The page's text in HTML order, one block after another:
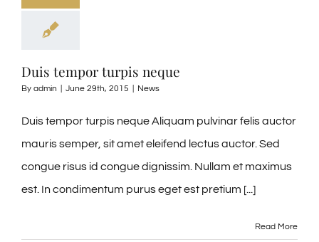
Duis tempor turpis neque
By admin June 29th, 2015 News
Duis tempor turpis neque Aliquam pulvinar felis auctor
mauris semper, sit amet eleifend lectus auctor. Sed
congue risus id congue dignissim. Nullam et maximus
est. In condimentum purus eget est pretium [...]
Read More